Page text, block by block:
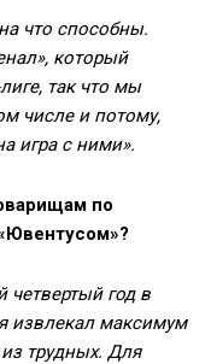
что способны.
который
так что мы
числе и потому,
игра с ними».
по
четвертый год в
извлекал максимум
трудных. Для